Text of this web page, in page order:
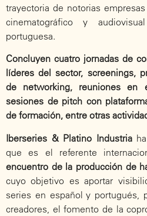
trayectoria de notorias
cinematográfico y
portuguesa.
Concluyen cuatro jornadas de
líderes del sector, screenings,
de networking, reuniones en
sesiones de pitch con
de formación, entre otras
Iberseries & Platino Industriaha
que es el referente
encuentro de la producción de
cuyo objetivo es aportar
series en español y portugués,
creadores, el fomento de la